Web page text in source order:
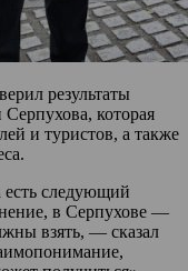
результаты
которая
и туристов, а также
следующий
в Серпухове —
взять, — сказал